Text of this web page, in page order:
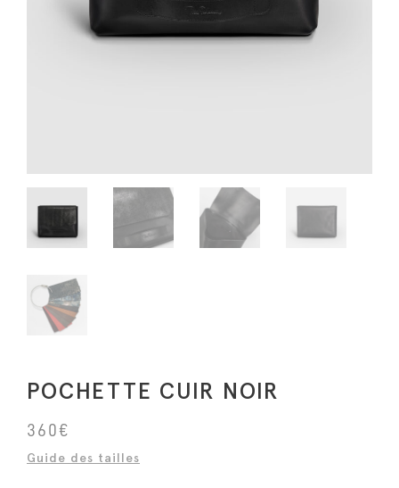
POCHETTE CUIR NOIR
360€
Guide des tailles